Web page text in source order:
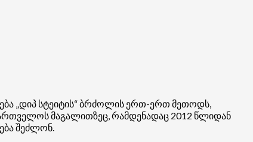
„დიპ სტეიტის“ ბრძოლის ერთ-ერთ მეთოდს,
მაგალითზეც, რამდენადაც 2012 წლიდან
შეძლონ.